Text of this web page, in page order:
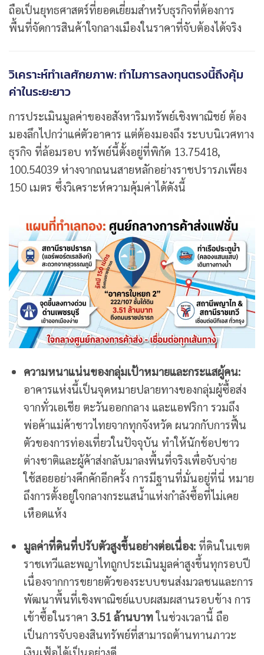
ถือเป็นยุทธศาสตร์ที่ยอดเยี่ยมสำหรับธุรกิจที่ต้องการ
พื้นที่จัดการสินค้าใจกลางเมืองในราคาที่จับต้องได้จริง
วิเคราะห์ทำเลศักยภาพ: ทำไมการลงทุนตรงนี้ถึงคุ้ม
ค่าในระยะยาว
การประเมินมูลค่าของอสังหาริมทรัพย์เชิงพาณิชย์ ต้อง
มองลึกไปกว่าแค่ตัวอาคาร แต่ต้องมองถึง ระบบนิเวศทาง
ธุรกิจ ที่ล้อมรอบ ทรัพย์นี้ตั้งอยู่ที่พิกัด 13.75418,
100.54039 ห่างจากถนนสายหลักอย่างราชปรารภเพียง
150 เมตร ซึ่งวิเคราะห์ความคุ้มค่าได้ดังนี้
ความหนาแน่นของกลุ่มเป้าหมายและกระแสผู้คน:
อาคารแห่งนี้เป็นจุดหมายปลายทางของกลุ่มผู้ซื้อส่ง
จากทั่วเอเชีย ตะวันออกกลาง และแอฟริกา รวมถึง
พ่อค้าแม่ค้าชาวไทยจากทุกจังหวัด ผนวกกับการฟื้น
ตัวของการท่องเที่ยวในปัจจุบัน ทำให้นักช้อปชาว
ต่างชาติและผู้ค้าส่งกลับมาลงพื้นที่จริงเพื่อจับจ่าย
ใช้สอยอย่างคึกคักอีกครั้ง การมีฐานที่มั่นอยู่ที่นี่ หมาย
ถึงการตั้งอยู่ใจกลางกระแสน้ำแห่งกำลังซื้อที่ไม่เคย
เหือดแห้ง
มูลค่าที่ดินที่ปรับตัวสูงขึ้นอย่างต่อเนื่อง:ที่ดินในเขต
ราชเทวีและพญาไทถูกประเมินมูลค่าสูงขึ้นทุกรอบปี
เนื่องจากการขยายตัวของระบบขนส่งมวลชนและการ
พัฒนาพื้นที่เชิงพาณิชย์แบบผสมผสานรอบข้าง การ
เข้าซื้อในราคา 3.51 ล้านบาทในช่วงเวลานี้ ถือ
เป็นการจับจองสินทรัพย์ที่สามารถต้านทานภาวะ
เงินเฟ้อได้เป็นอย่างดี